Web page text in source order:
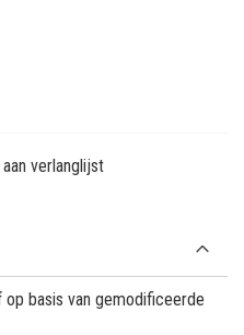
verlanglijst
op basis van gemodificeerde